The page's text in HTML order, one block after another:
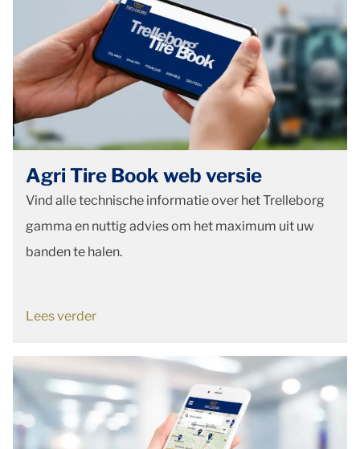
Agri Tire Book web versie
Vind alle technische informatie over het Trelleborg
gamma en nuttig advies om het maximum uit uw
banden te halen.
Lees verder